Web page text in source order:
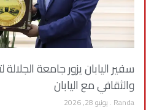
سفير اليابان يزور جامعة
والثقافي مع اليابان
Randa يونيو 28, 2026